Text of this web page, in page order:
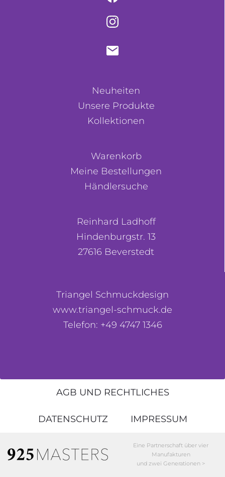
Neuheiten
Unsere Produkte
Kollektionen
Warenkorb
Meine Bestellungen
Händlersuche
Reinhard Ladhoff
Hindenburgstr. 13
27616 Beverstedt
Triangel Schmuckdesign
www.triangel-schmuck.de
Telefon: +49 4747 1346
AGB UND RECHTLICHES
DATENSCHUTZ IMPRESSUM
Eine Partnerschaft über vier
Manufakturen
und zwei Generationen >